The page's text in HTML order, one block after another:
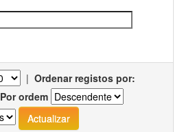
| Ordenar registos por:
Por ordem